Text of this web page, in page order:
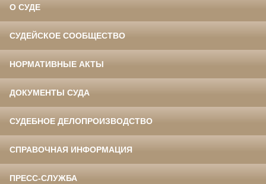
О СУДЕ
СУДЕЙСКОЕ СООБЩЕСТВО
НОРМАТИВНЫЕ АКТЫ
ДОКУМЕНТЫ СУДА
СУДЕБНОЕ ДЕЛОПРОИЗВОДСТВО
СПРАВОЧНАЯ ИНФОРМАЦИЯ
ПРЕСС-СЛУЖБА